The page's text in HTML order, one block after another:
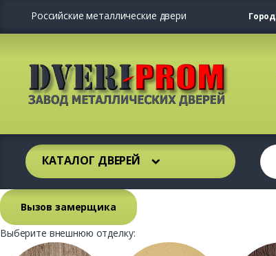
Российские металлические двери
КАТАЛОГ ДВЕРЕЙ
Вызов замерщика
Выберите внешнюю отделку: